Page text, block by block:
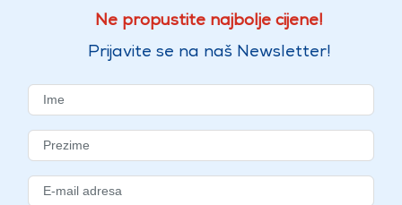
Ne propustite najbolje cijene!
Prijavite se na naš Newsletter!